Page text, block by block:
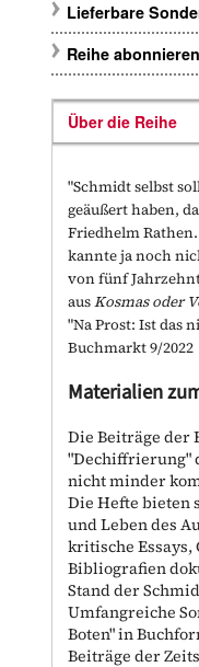
Lieferbare
Reihe abonnieren
Über die Reihe
"Schmidt selbst
geäußert haben,
Friedhelm
kannte ja noch
von fünf
ausKosmas oder
"Na Prost: Ist das
Buchmarkt 9/2022
Materialien
Die Beiträge der
"Dechiffrierung"
nicht minder
Die Hefte bieten
und Leben des
kritische Essays,
Bibliografien
Stand der
Umfangreiche
Boten" in
Beiträge der